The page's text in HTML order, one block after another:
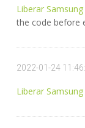
Liberar
the code before
2022-01-24
Liberar